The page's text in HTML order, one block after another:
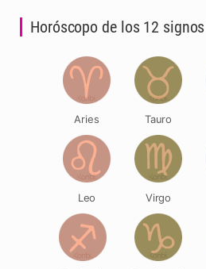
Horóscopo de los 12
Aries Tauro
Leo Virgo